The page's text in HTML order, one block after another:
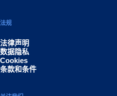
法规
法律声明
数据隐私
Cookies
条款和条件